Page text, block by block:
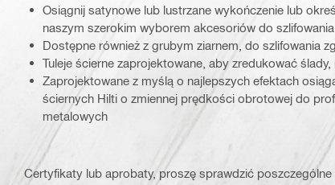
Osiągnij satynowe lub lustrzane wykończenie lub
naszym szerokim wyborem akcesoriów do
Dostępne również z grubym ziarnem, do szlifowania
Tuleje ścierne zaprojektowane, aby zredukować
Zaprojektowane z myślą o najlepszych efektach
ściernych Hilti o zmiennej prędkości obrotowej do
metalowych
Certyfikaty lub aprobaty, proszę sprawdzić poszczególne